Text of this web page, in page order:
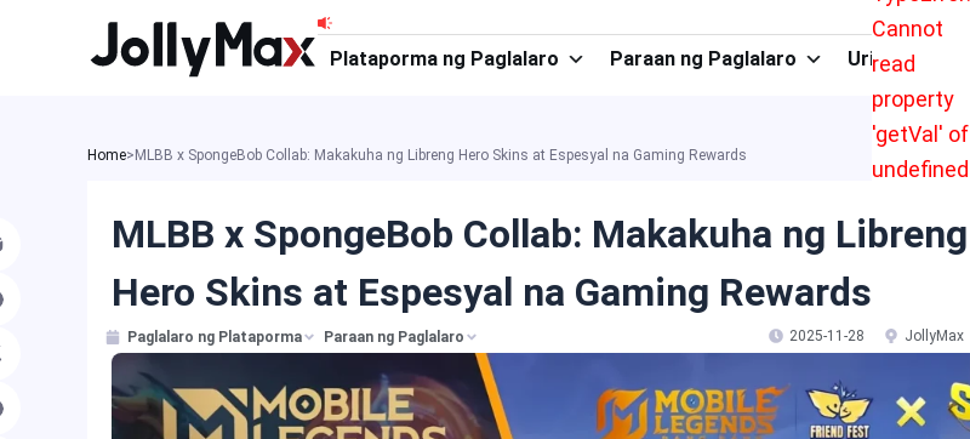
Cannot
read
property
'getVal' of
undefined
Plataporma ng Paglalaro Paraan ng Paglalaro Uri ng App
Home> MLBB x SpongeBob Collab: Makakuha ng Libreng Hero Skins at Espesyal na Gaming Rewards
MLBB x SpongeBob Collab: Makakuha ng Libreng
Hero Skins at Espesyal na Gaming Rewards
Paglalaro ng Plataporma Paraan ng Paglalaro 2025-11-28 JollyMax